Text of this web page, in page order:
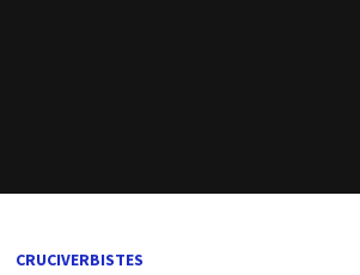
CRUCIVERBISTES